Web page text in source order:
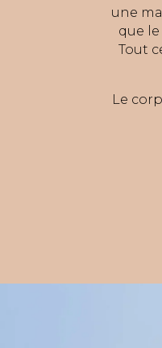
une
que
Tout
Le